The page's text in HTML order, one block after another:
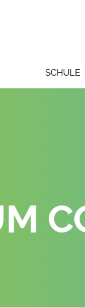
SCHULE